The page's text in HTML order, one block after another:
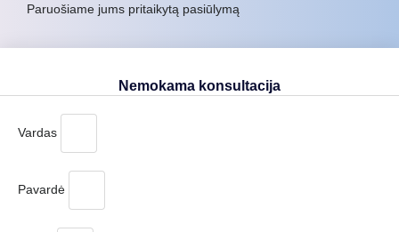
Paruošiame jums pritaikytą pasiūlymą
Nemokama konsultacija
Vardas
Pavardė